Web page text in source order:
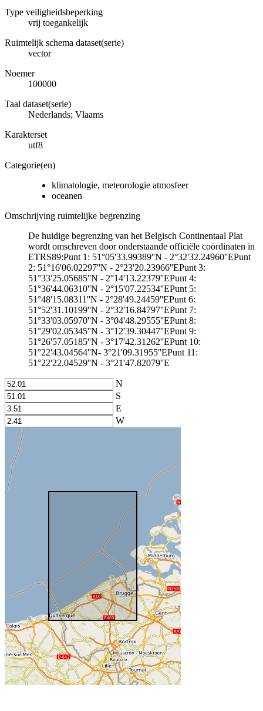
Type veiligheidsbeperking
vrij toegankelijk
Ruimtelijk schema dataset(serie)
vector
Noemer
100000
Taal dataset(serie)
Nederlands; Vlaams
Karakterset
utf8
Categorie(en)
klimatologie, meteorologie atmosfeer
oceanen
Omschrijving ruimtelijke begrenzing
De huidige begrenzing van het Belgisch Continentaal Plat
wordt omschreven door onderstaande officiële coördinaten in
ETRS89:Punt 1: 51°05'33.99389''N - 2°32'32.24960''EPunt
2: 51°16'06.02297''N - 2°23'20.23966''EPunt 3:
51°33'25.05685''N - 2°14'13.22379''EPunt 4:
51°36'44.06310''N - 2°15'07.22534''EPunt 5:
51°48'15.08311''N - 2°28'49.24459''EPunt 6:
51°52'31.10199''N - 2°32'16.84797''EPunt 7:
51°33'03.05970''N - 3°04'48.29555''EPunt 8:
51°29'02.05345''N - 3°12'39.30447''EPunt 9:
51°26'57.05185''N - 3°17'42.31262''EPunt 10:
51°22'43.04564''N- 3°21'09.31955''EPunt 11:
51°22'22.04529''N - 3°21'47.82079''E
N
S
E
W